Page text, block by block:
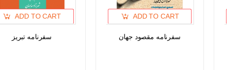
ADD TO CART
سفرنامه تبریز
ADD TO CART
سفرنامه مقصود جهان